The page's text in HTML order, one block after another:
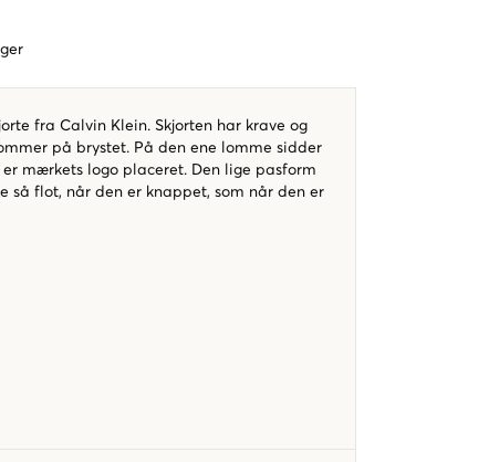
fra Calvin Klein. Skjorten har krave og
på brystet. På den ene lomme sidder
mærkets logo placeret. Den lige pasform
så flot, når den er knappet, som når den er